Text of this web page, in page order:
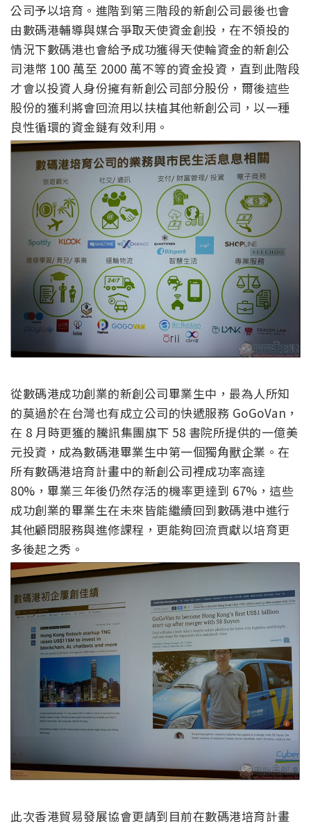
公司予以培育。進階到第三階段的新創公司最後也會
由數碼港輔導與媒合爭取天使資金創投，在不領投的
情況下數碼港也會給予成功獲得天使輪資金的新創公
司港幣 100 萬至 2000 萬不等的資金投資，直到此階段
才會以投資人身份擁有新創公司部分股份，爾後這些
股份的獲利將會回流用以扶植其他新創公司，以一種
良性循環的資金鏈有效利用。
從數碼港成功創業的新創公司畢業生中，最為人所知
的莫過於在台灣也有成立公司的快遞服務 GoGoVan，
在 8 月時更獲的騰訊集團旗下 58 書院所提供的一億美
元投資，成為數碼港畢業生中第一個獨角獸企業。在
所有數碼港培育計畫中的新創公司裡成功率高達
80%，畢業三年後仍然存活的機率更達到 67%，這些
成功創業的畢業生在未來皆能繼續回到數碼港中進行
其他顧問服務與進修課程，更能夠回流貢獻以培育更
多後起之秀。
此次香港貿易發展協會更請到目前在數碼港培育計畫